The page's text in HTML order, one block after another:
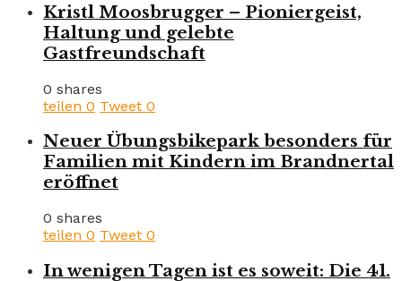
Kristl Moosbrugger – Pioniergeist,
Haltung und gelebte
Gastfreundschaft
0 shares
teilen 0 Tweet 0
Neuer Übungsbikepark besonders für
Familien mit Kindern im Brandnertal
eröffnet
0 shares
teilen 0 Tweet 0
In wenigen Tagen ist es soweit: Die 41.